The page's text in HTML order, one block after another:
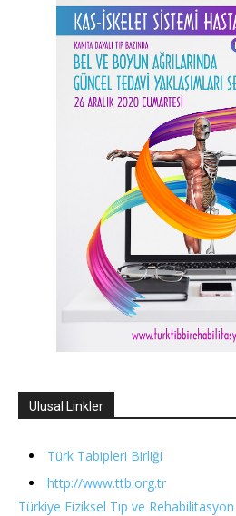
Ulusal Linkler
Türk Tabipleri Birliği
http://www.ttb.org.tr
Türkiye Fiziksel Tıp ve